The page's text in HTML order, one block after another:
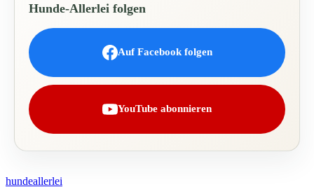
Hunde-Allerlei folgen
Auf Facebook folgen
YouTube abonnieren
hundeallerlei